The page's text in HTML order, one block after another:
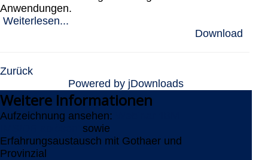
Anwendungen.
Weiterlesen...
Download
Zurück
Powered by jDownloads
Weitere Informationen
Aufzeichnung ansehen:
sowie
Erfahrungsaustausch mit Gothaer und
Provinzial